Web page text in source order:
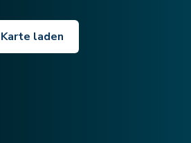
Karte laden